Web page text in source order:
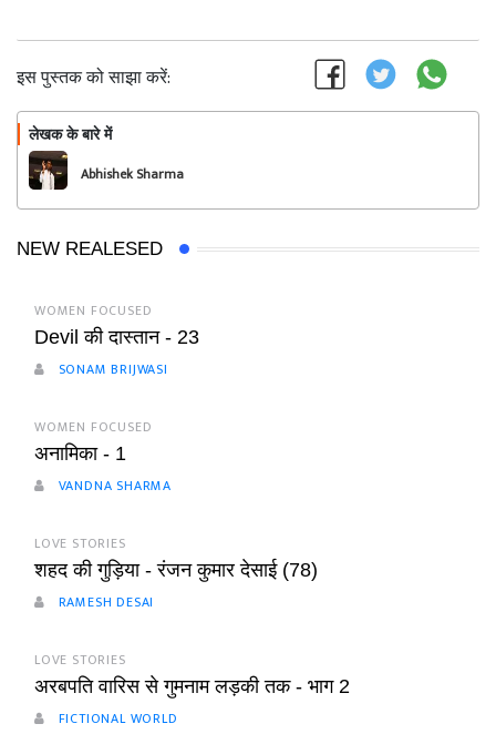
इस पुस्तक को साझा करें:
लेखक के बारे में
Abhishek Sharma
NEW REALESED
WOMEN FOCUSED
Devil की दास्तान - 23
SONAM BRIJWASI
WOMEN FOCUSED
अनामिका - 1
VANDNA SHARMA
LOVE STORIES
शहद की गुड़िया - रंजन कुमार देसाई (78)
RAMESH DESAI
LOVE STORIES
अरबपति वारिस से गुमनाम लड़की तक - भाग 2
FICTIONAL WORLD